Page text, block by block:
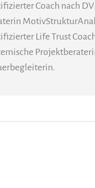
Coach nach
Life Trust